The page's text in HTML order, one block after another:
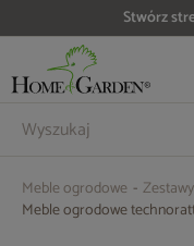
Do 25 000
Meble ogrodowe
Meble ogrodowe